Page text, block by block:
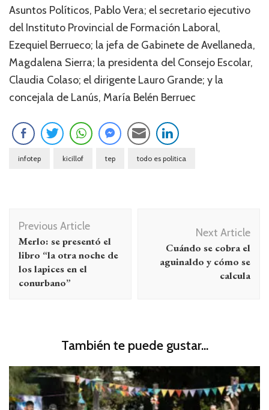
Asuntos Políticos, Pablo Vera; el secretario ejecutivo
del Instituto Provincial de Formación Laboral,
Ezequiel Berrueco; la jefa de Gabinete de Avellaneda,
Magdalena Sierra; la presidenta del Consejo Escolar,
Claudia Colaso; el dirigente Lauro Grande; y la
concejala de Lanús, María Belén Berruec
infotep kicillof tep todo es politica
Navegación
de
entradas
Previous Article
Merlo: se presentó el
libro “la otra noche de
los lapices en el
conurbano”
Next Article
Cuándo se cobra el
aguinaldo y cómo se
calcula
También te puede gustar...